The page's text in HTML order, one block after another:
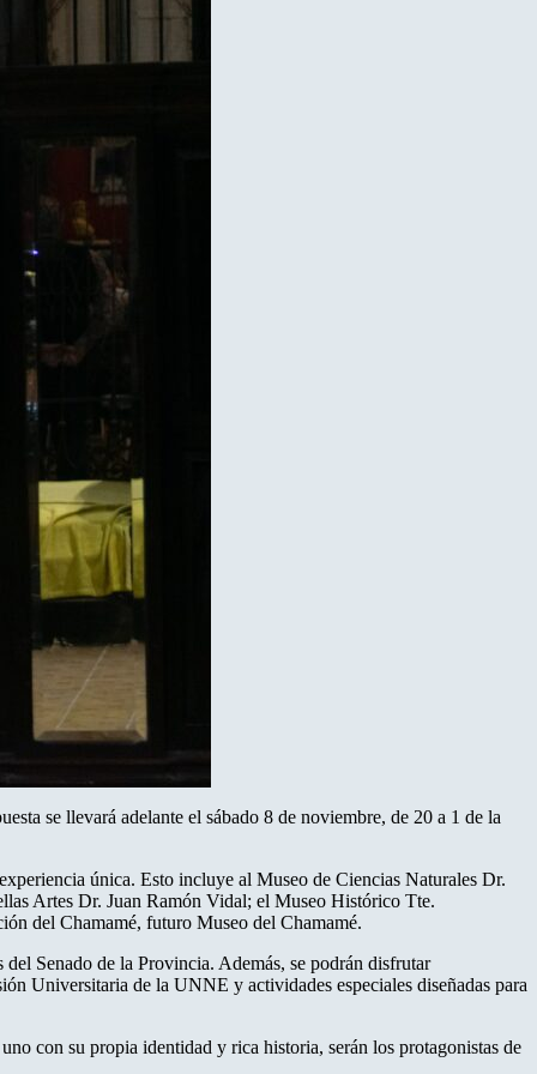
se llevará adelante el sábado 8 de noviembre, de 20 a 1 de la
única. Esto incluye al Museo de Ciencias Naturales Dr.
Artes Dr. Juan Ramón Vidal; el Museo Histórico Tte.
del Chamamé, futuro Museo del Chamamé.
Senado de la Provincia. Además, se podrán disfrutar
Universitaria de la UNNE y actividades especiales diseñadas para
con su propia identidad y rica historia, serán los protagonistas de